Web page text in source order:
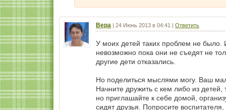
Вера | 24 Июнь 2013 в 04:41 | Ответить
У моих детей таких проблем не было.
невозможно пока они не съедят не
другие дети отказались.
Но поделиться мыслями могу. Ваш
Начните дружить с кем либо из детей,
но приглашайте к себе домой,
сидят друзья. Попросите